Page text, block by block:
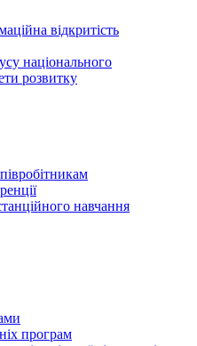
відкритість
національного
розвитку
навчання
програм